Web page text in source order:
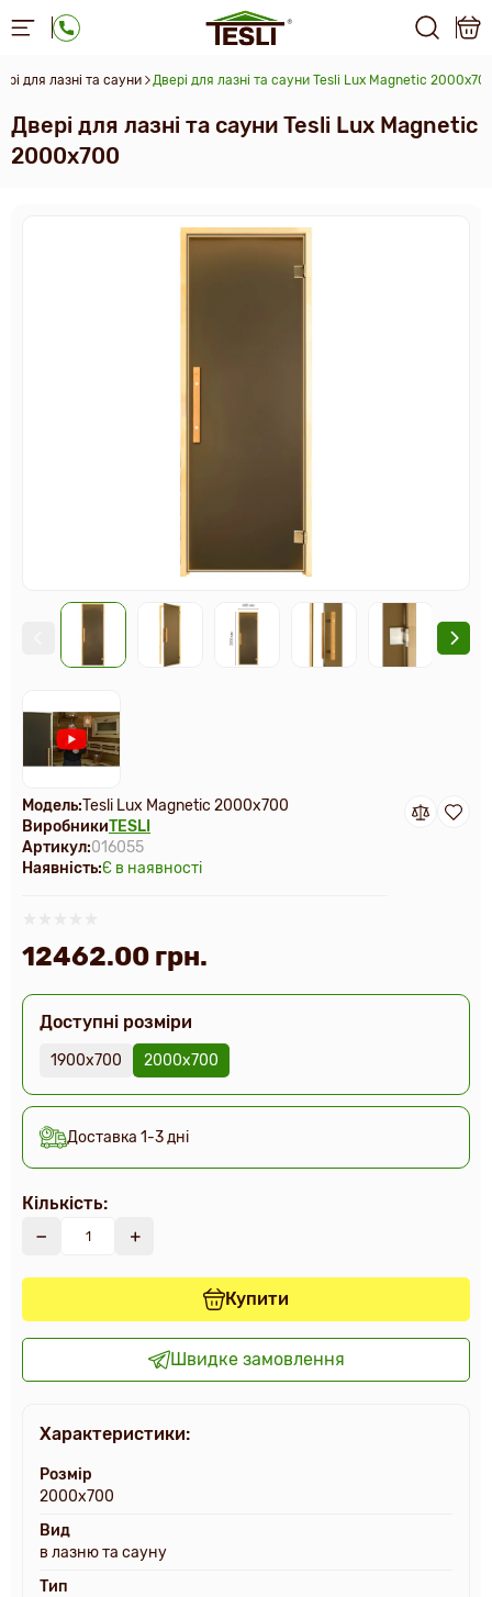
для лазні та сауни Двері для лазні та сауни Tesli Lux Magnetic
Двері для лазні та сауни Tesli Lux Magnetic
2000х700
Модель:Tesli Lux Magnetic 2000х700
ВиробникиTESLI
Артикул:016055
Наявність:Є в наявності
Доступні розміри
1900х700 2000х700
Доставка 1-3 дні
12462.00 грн.
Кількість:
Купити
Швидке замовлення
Характеристики:
Розмір
2000х700
Вид
в лазню та сауну
Тип